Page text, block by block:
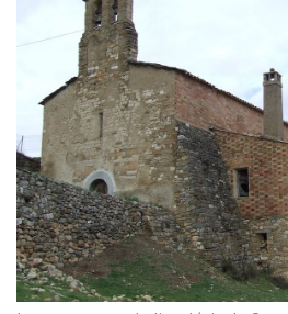
temps
Reportatges
Entrevistes
Enquestes
A
escena!
Dis
la
teva!
Subscriptors
La
newsletter